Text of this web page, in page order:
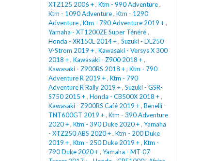
XTZ125 2006 +, Ktm - 990 Adventure,
Ktm - 1090 Adventure, Ktm - 1290
Adventure, Ktm - 790 Adventure 2019 +,
Yamaha - XT1200ZE Super Ténéré,
Honda - XR150L 2014 +, Suzuki - DL250
V-Strom 2019 +, Kawasaki - Versys X 300
2018 +, Kawasaki - Z900 2018 +,
Kawasaki - Z900RS 2018 +, Ktm - 790
Adventure R 2019 +, Ktm - 790
Adventure R Rally 2019 +, Suzuki - GSR-
S750 2015 +, Honda - CB500X 2018 +,
Kawasaki - Z900RS Café 2019 +, Benelli -
TNT600GT 2019 +, Ktm - 390 Adventure
2020 +, Ktm - 390 Duke 2020 +, Yamaha
- XTZ250 ABS 2020 +, Ktm - 200 Duke
2019 +, Ktm - 250 Duke 2019 +, Ktm -
790 Duke 2020 +, Yamaha - MT-07